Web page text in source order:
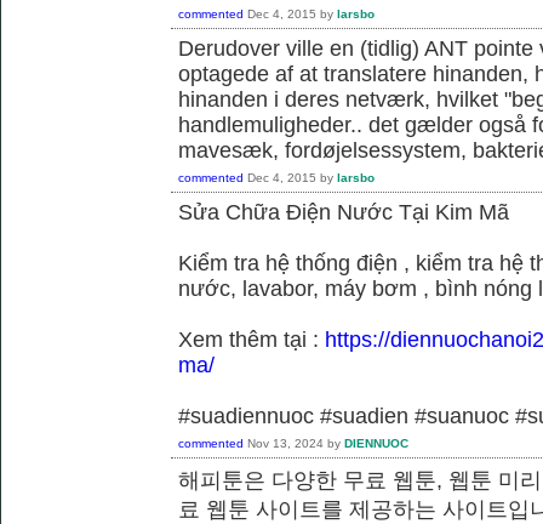
commented Dec 4, 2015 by larsbo
Derudover ville en (tidlig) ANT
optagede af at translatere hinanden,
hinanden i deres netværk, hvilket
handlemuligheder.. det gælder også
mavesæk, fordøjelsessystem,
commented Dec 4, 2015 by larsbo
Sửa Chữa Điện Nước Tại Kim Mã
Kiểm tra hệ thống điện , kiểm tra hệ
nước, lavabor, máy bơm , bình nóng
Xem thêm tại : https://
ma/
#suadiennuoc #suadien #suanuoc
commented Nov 13, 2024 by DIENNUOC
해피툰은 다양한 무료 웹툰, 웹툰 미
료 웹툰 사이트를 제공하는 사이트